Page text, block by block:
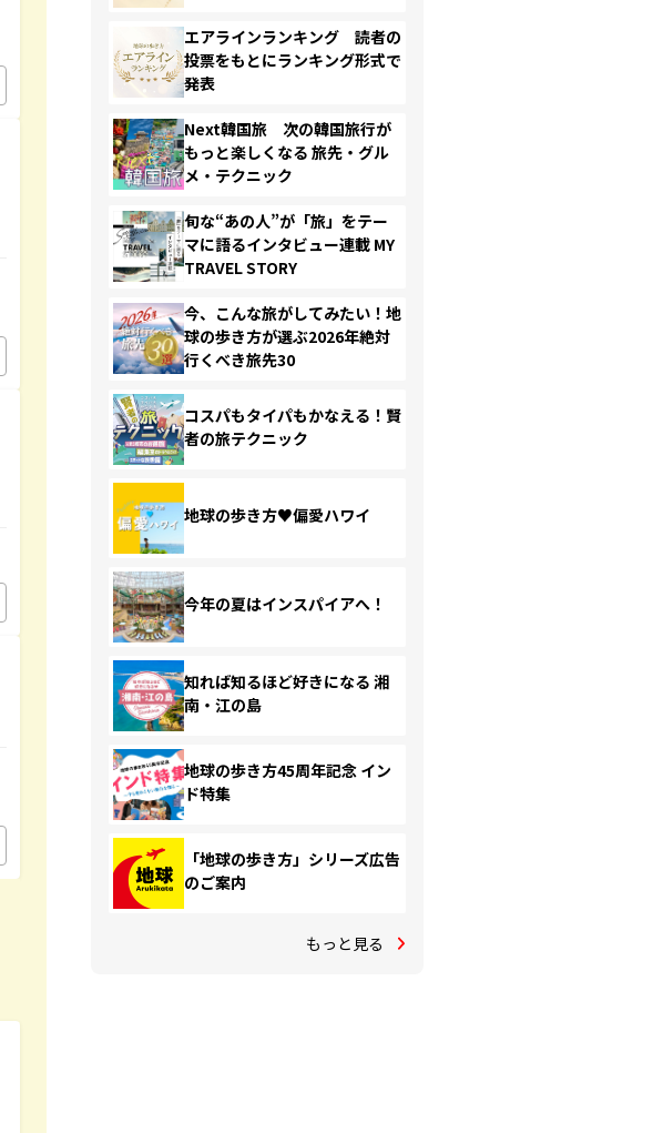
エアラインランキング 読者の
投票をもとにランキング形式で
発表
Next韓国旅 次の韓国旅行が
もっと楽しくなる 旅先・グル
メ・テクニック
旬な“あの人”が「旅」をテー
マに語るインタビュー連載 MY
TRAVEL STORY
今、こんな旅がしてみたい！地
球の歩き方が選ぶ2026年絶対
行くべき旅先30
コスパもタイパもかなえる！賢
者の旅テクニック
地球の歩き方♥偏愛ハワイ
今年の夏はインスパイアへ！
知れば知るほど好きになる 湘
南・江の島
地球の歩き方45周年記念 イン
ド特集
「地球の歩き方」シリーズ広告
のご案内
もっと見る